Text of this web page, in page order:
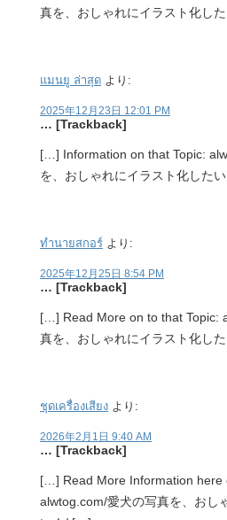
真を、おしゃれにイラスト化し
แมนยู ล่าสุด より:
2025年12月23日 12:01 PM
… [Trackback]
[…] Information on that Topic:
を、おしゃれにイラスト化した
ทำนายสกอร์ より:
2025年12月25日 8:54 PM
… [Trackback]
[…] Read More on to that Topic:
真を、おしゃれにイラスト化し
ชุดเครื่องเสียง より:
2026年2月1日 9:40 AM
… [Trackback]
[…] Read More Information here
alwtog.com/愛犬の写真を、おし